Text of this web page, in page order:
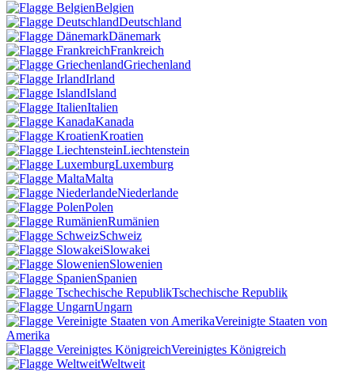
Belgien
Deutschland
Dänemark
Frankreich
Griechenland
Irland
Island
Italien
Kanada
Kroatien
Liechtenstein
Luxemburg
Malta
Niederlande
Polen
Rumänien
Schweiz
Slowakei
Slowenien
Spanien
Tschechische Republik
Ungarn
Vereinigte Staaten von
Amerika
Vereinigtes Königreich
Weltweit